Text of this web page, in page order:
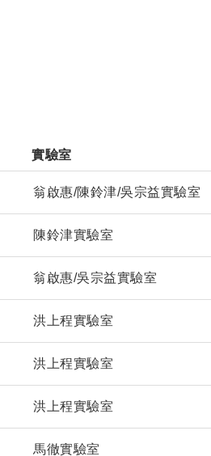
實驗室
翁啟惠/陳鈴津/吳宗益實驗室
陳鈴津實驗室
翁啟惠/吳宗益實驗室
洪上程實驗室
洪上程實驗室
洪上程實驗室
馬徹實驗室